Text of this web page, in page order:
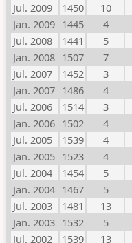
Jul. 2009
1450 10
Jan. 2009 1445 4
Jul. 2008
1441 5
Jan. 2008 1507 7
Jul. 2007
1452 3
Jan. 2007 1486 4
Jul. 2006
1514 3
Jan. 2006 1502 4
Jul. 2005
1539 4
Jan. 2005 1523 4
Jul. 2004
1454 5
Jan. 2004 1467 5
Jul. 2003
1481 13
Jan. 2003 1532 5
Jul. 2002
1539 13